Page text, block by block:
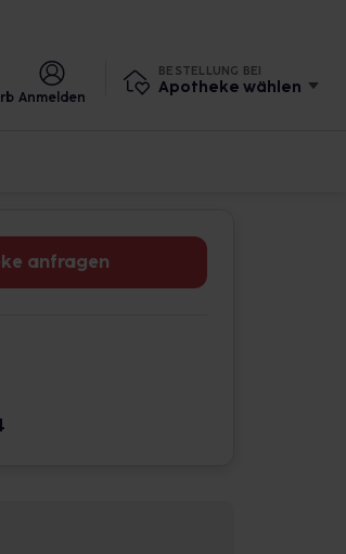
Anmelden
BESTELLUNG BEI
Apotheke wählen
anfragen